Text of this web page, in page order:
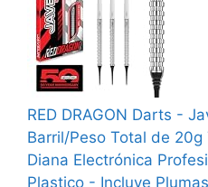
RED DRAGON Darts -
Barril/Peso Total de
Diana Electrónica
Plastico - Incluye